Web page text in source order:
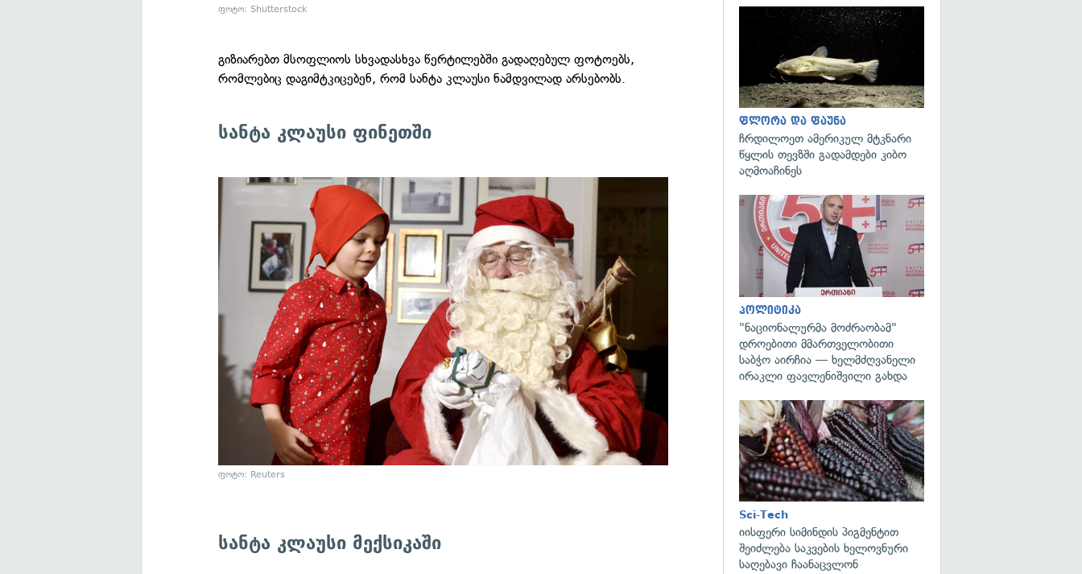
ფოტო: Shutterstock
გიზიარებთ მსოფლიოს სხვადასხვა წერტილებში გადაღებულ ფოტოებს,
რომლებიც დაგიმტკიცებენ, რომ სანტა კლაუსი ნამდვილად არსებობს.
სანტა კლაუსი ფინეთში
ფოტო: Reuters
სანტა კლაუსი მექსიკაში
ფლორა და ფაუნა
ჩრდილოეთ ამერიკულ მტკნარი
წყლის თევზში გადამდები კიბო
აღმოაჩინეს
პოლიტიკა
"ნაციონალურმა მოძრაობამ"
დროებითი მმართველობითი
საბჭო აირჩია — ხელმძღვანელი
ირაკლი ფავლენიშვილი გახდა
Sci-Tech
იისფერი სიმინდის პიგმენტით
შეიძლება საკვების ხელოვნური
საღებავი ჩაანაცვლონ